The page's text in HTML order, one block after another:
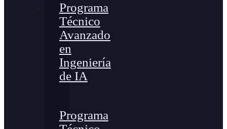
Programa
Técnico
Avanzado
en
Ingeniería
de IA
Programa